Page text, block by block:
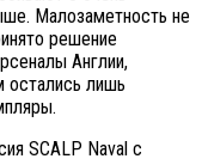
Малозаметность не
решение
Англии,
остались лишь
SCALP Naval с